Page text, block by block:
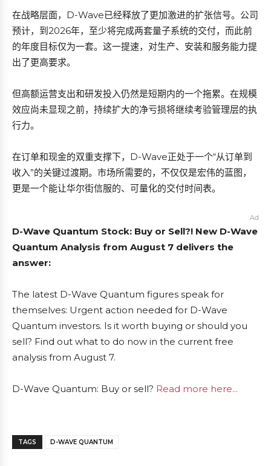
在战略层面，D-Wave已经释放了更加激进的扩张信号。公司
预计，到2026年，至少将完成两套量子系统的交付，而此前
的年度目标仅为一套。这一提速，对生产、安装和服务能力提
出了更高要求。
但高额运营支出和研发投入仍然是短期内的一个拖累。在规模
效应尚未显现之前，持续扩大的净亏损将继续考验管理层的执
行力。
在订单和现金的双重支撑下，D-Wave正处于一个“从订单到
收入”的关键过渡期。市场所需要的，不仅仅是宏伟的蓝图，
更是一个能让华尔街信服的、可量化的交付时间表。
Ad
D-Wave Quantum Stock: Buy or Sell?! New D-Wave
Quantum Analysis from August 7 delivers the
answer:
The latest D-Wave Quantum figures speak for
themselves: Urgent action needed for D-Wave
Quantum investors. Is it worth buying or should you
sell? Find out what to do now in the current free
analysis from August 7.
D-Wave Quantum: Buy or sell? Read more here...
TAGS D-WAVE QUANTUM